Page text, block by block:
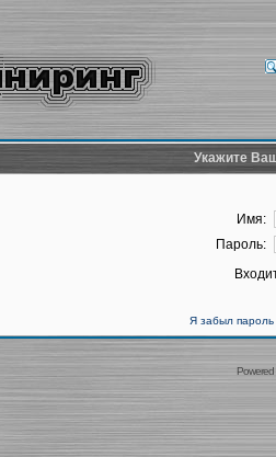
Укажите
Имя:
Пароль:
Я забыл пароль